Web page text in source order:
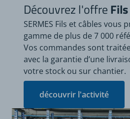
Découvrez l'offre
SERMES Fils et câbles vous
gamme de plus de 7 000
Vos commandes sont
avec la garantie d’une
votre stock ou sur chantier.
découvrir l'activité